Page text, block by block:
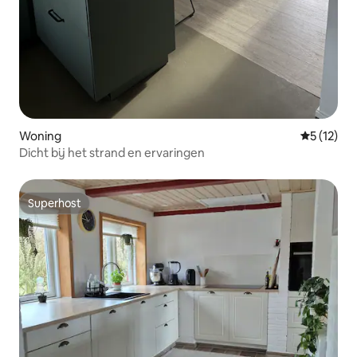
Woning
5 (12)
Dicht bij het strand en ervaringen
Superhost
Superhost